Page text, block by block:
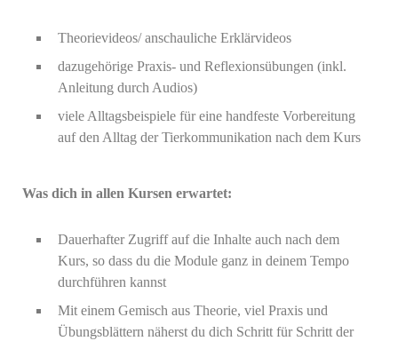
Theorievideos/ anschauliche Erklärvideos
dazugehörige Praxis- und Reflexionsübungen (inkl.
Anleitung durch Audios)
viele Alltagsbeispiele für eine handfeste Vorbereitung
auf den Alltag der Tierkommunikation nach dem Kurs
Was dich in allen Kursen erwartet:
DauerhafterZugriff auf die Inhalte auch nach dem
Kurs, so dass du die Module ganz in deinem Tempo
durchführen kannst
Mit einem Gemisch aus Theorie, viel Praxis und
Übungsblättern näherst du dich Schritt für Schritt der